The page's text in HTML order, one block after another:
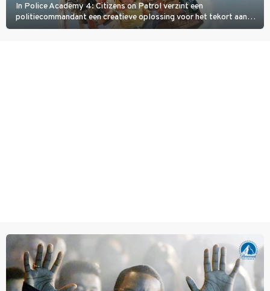
In Police Academy 4: Citizens on Patrol verzint een
politiecommandant een creatieve oplossing voor het tekort aan
agenten.